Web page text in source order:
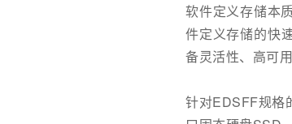
软件定义存储本
件定义存储的快
备灵活性、高可用
针对EDSFF规格